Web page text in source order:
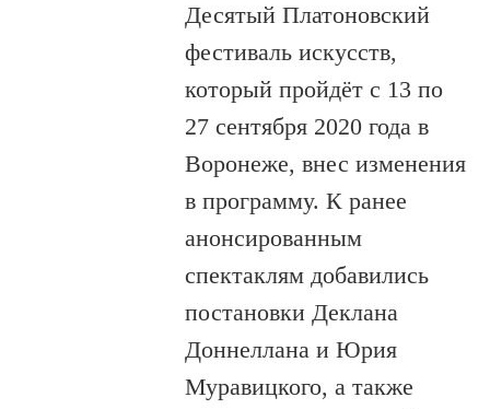
Десятый Платоновский
фестиваль искусств,
который пройдёт с 13 по
27 сентября 2020 года в
Воронеже, внес изменения
в программу. К ранее
анонсированным
спектаклям добавились
постановки Деклана
Доннеллана и Юрия
Муравицкого, а также